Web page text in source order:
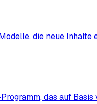
die neue
das auf